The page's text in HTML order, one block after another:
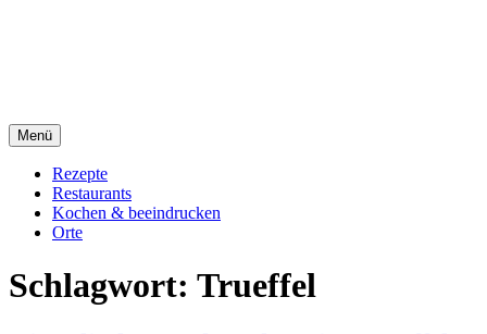
Menü
Rezepte
Restaurants
Kochen & beeindrucken
Orte
Schlagwort: Trueffel